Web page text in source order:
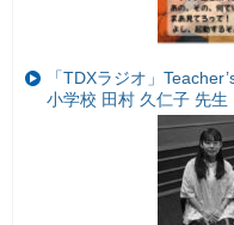
「TDXラジオ」
小学校 田村 久仁子 先生